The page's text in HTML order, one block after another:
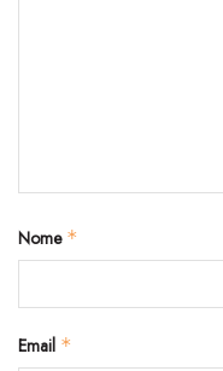
Nome *
Email *